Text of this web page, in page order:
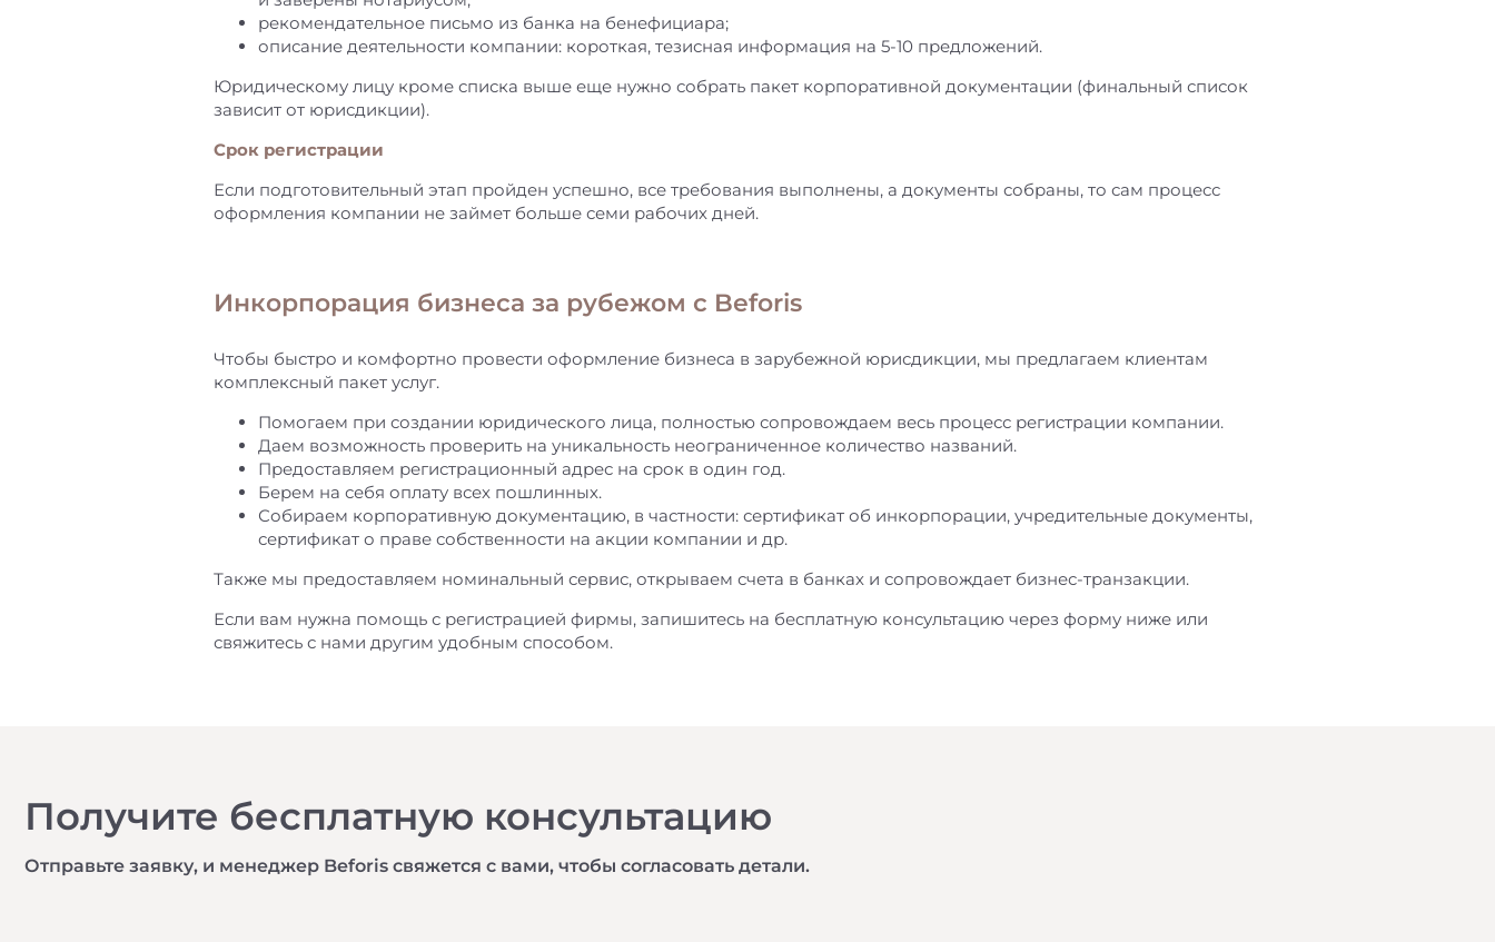
рекомендательное письмо из банка на бенефициара;
описание деятельности компании: короткая, тезисная информация на 5-10 предложений.
Юридическому лицу кроме списка выше еще нужно собрать пакет корпоративной документации (финальный список
зависит от юрисдикции).
Срок регистрации
Если подготовительный этап пройден успешно, все требования выполнены, а документы собраны, то сам процесс
оформления компании не займет больше семи рабочих дней.
Инкорпорация бизнеса за рубежом с Beforis
Чтобы быстро и комфортно провести оформление бизнеса в зарубежной юрисдикции, мы предлагаем клиентам
комплексный пакет услуг.
Помогаем при создании юридического лица, полностью сопровождаем весь процесс регистрации компании.
Даем возможность проверить на уникальность неограниченное количество названий.
Предоставляем регистрационный адрес на срок в один год.
Берем на себя оплату всех пошлинных.
Собираем корпоративную документацию, в частности: сертификат об инкорпорации, учредительные документы,
сертификат о праве собственности на акции компании и др.
Также мы предоставляем номинальный сервис, открываем счета в банках и сопровождает бизнес-транзакции.
Если вам нужна помощь с регистрацией фирмы, запишитесь на бесплатную консультацию через форму ниже или
свяжитесь с нами другим удобным способом.
Получите бесплатную консультацию
Отправьте заявку, и менеджер Beforis свяжется с вами, чтобы согласовать детали.